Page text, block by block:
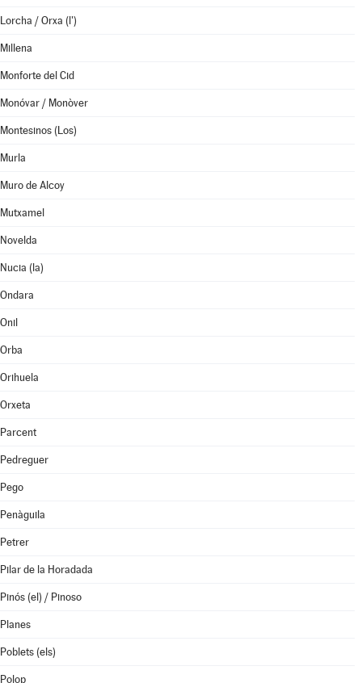
Lorcha / Orxa (l')
Millena
Monforte del Cid
Monóvar / Monòver
Montesinos (Los)
Murla
Muro de Alcoy
Mutxamel
Novelda
Nucia (la)
Ondara
Onil
Orba
Orihuela
Orxeta
Parcent
Pedreguer
Pego
Penàguila
Petrer
Pilar de la Horadada
Pinós (el) / Pinoso
Planes
Poblets (els)
Polop